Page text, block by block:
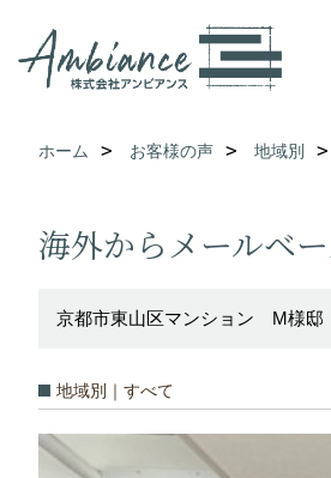
ホーム お客様の声 地域別
海外からメールベ
京都市東山区マンション M様邸
地域別｜すべて